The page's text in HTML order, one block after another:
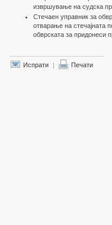
извршување на судска
Стечаен управник за
отварање на стечајната
обврската за придонеси
Испрати | Печати